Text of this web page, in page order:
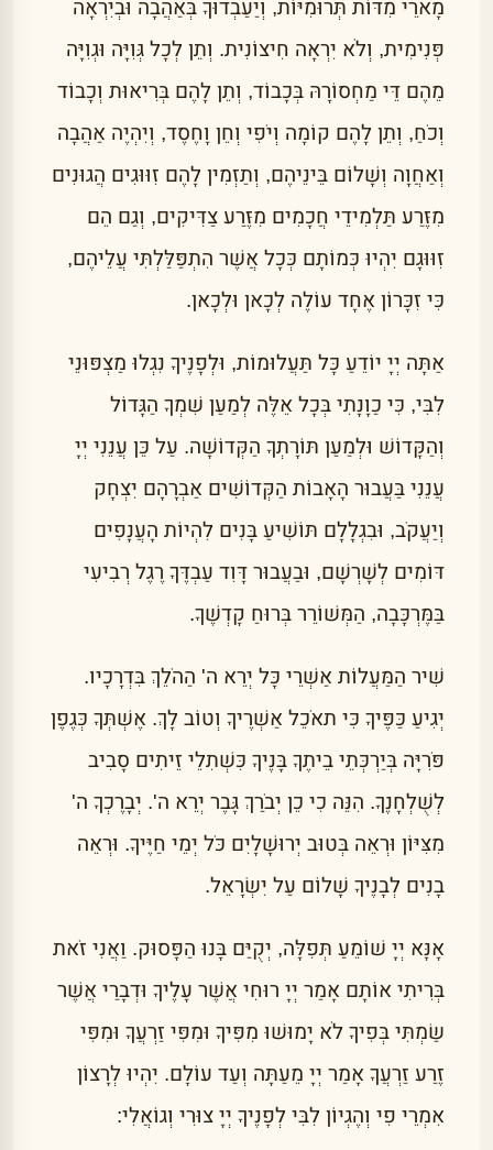
מָארֵי מִדּוֹת תְּרוּמִיּוֹת, וְיַעַבְדוּךָ בְּאַהֲבָה וּבְיִרְאָה
פְּנִימִית, וְלֹא יִרְאָה חִיצוֹנִית. וְתֵן לְכָל גְּוִיָּה וּגְוִיָּה
מֵהֶם דֵּי מַחְסוֹרָהּ בְּכָבוֹד, וְתֵן לָהֶם בְּרִיאוּת וְכָבוֹד
וְכֹחַ, וְתֵן לָהֶם קוֹמָה וְיֹפִי וְחֵן וָחֶסֶד, וְיִהְיֶה אַהֲבָה
וְאַחֲוָה וְשָׁלוֹם בֵּינֵיהֶם, וְתַזְמִין לָהֶם זִוּוּגִים הֲגוּנִים
מִזֶּרַע תַּלְמִידֵי חֲכָמִים מִזֶּרַע צַדִּיקִים, וְגַם הֵם
זִוּוּגָם יִהְיוּ כְּמוֹתָם כְּכָל אֲשֶׁר הִתְפַּלַּלְתִּי עֲלֵיהֶם,
כִּי זִכָּרוֹן אֶחָד עוֹלֶה לְכָאן וּלְכָאן.
אַתָּה יְיָ יוֹדֵעַ כָּל תַּעֲלוּמוֹת, וּלְפָנֶיךָ נִגְלוּ מַצְפּוּנֵי
לִבִּי, כִּי כַוָנָתִי בְּכָל אֵלֶּה לְמַעַן שִׁמְךָ הַגָּדוֹל
וְהַקָּדוֹשׁ וּלְמַעַן תּוֹרָתְךָ הַקְּדוֹשָׁה. עַל כֵּן עֲנֵנִי יְיָ
עֲנֵנִי בַּעֲבוּר הָאָבוֹת הַקְּדוֹשִׁים אַבְרָהָם יִצְחָק
וְיַעֲקֹב, וּבִגְלָלָם תּוֹשִׁיעַ בָּנִים לִהְיוֹת הָעֲנָפִים
דּוֹמִים לְשָׁרְשָׁם, וּבַעֲבוּר דָּוִד עַבְדֶּךָ רֶגֶל רְבִיעִי
בַּמֶּרְכָּבָה, הַמְּשׁוֹרֵר בְּרוּחַ קָדְשֶׁךָ.
שִׁיר הַמַּעֲלוֹת אַשְׁרֵי כָּל יְרֵא ה' הַהֹלֵךְ בִּדְרָכָיו.
יְגִיעַ כַּפֶּיךָ כִּי תאֹכֵל אַשְׁרֶיךָ וְטוֹב לָךְ. אֶשְׁתְּךָ כְּגֶפֶן
פֹּרִיָּה בְּיַרְכְּתֵי בֵיתֶךָ בָּנֶיךָ כִּשְׁתִלֵי זֵיתִים סָבִיב
לְשֻׁלְחָנֶךָ. הִנֵּה כִי כֵן יְבֹרַךְ גָּבֶר יְרֵא ה'. יְבָרֶכְךָ ה'
מִצִּיּוֹן וּרְאֵה בְּטוּב יְרוּשָׁלָיִם כֹּל יְמֵי חַיֶּיךָ. וּרְאֵה
בָנִים לְבָנֶיךָ שָׁלוֹם עַל יִשְׂרָאֵל.
אָנָּא יְיָ שׁוֹמֵעַ תְּפִלָּה, יְקֻיַּם בָּנוּ הַפָּסוּק. וַאֲנִי זֹאת
בְּרִיתִי אוֹתָם אָמַר יְיָ רוּחִי אֲשֶׁר עָלֶיךָ וּדְבָרַי אֲשֶׁר
שַׂמְתִּי בְּפִיךָ לֹא יָמוּשׁוּ מִפִּיךָ וּמִפִּי זַרְעֲךָ וּמִפִּי
זֶרַע זַרְעֲךָ אָמַר יְיָ מֵעַתָּה וְעַד עוֹלָם. יִהְיוּ לְרָצוֹן
אִמְרֵי פִי וְהֶגְיוֹן לִבִּי לְפָנֶיךָ יְיָ צוּרִי וְגוֹאֲלִי: